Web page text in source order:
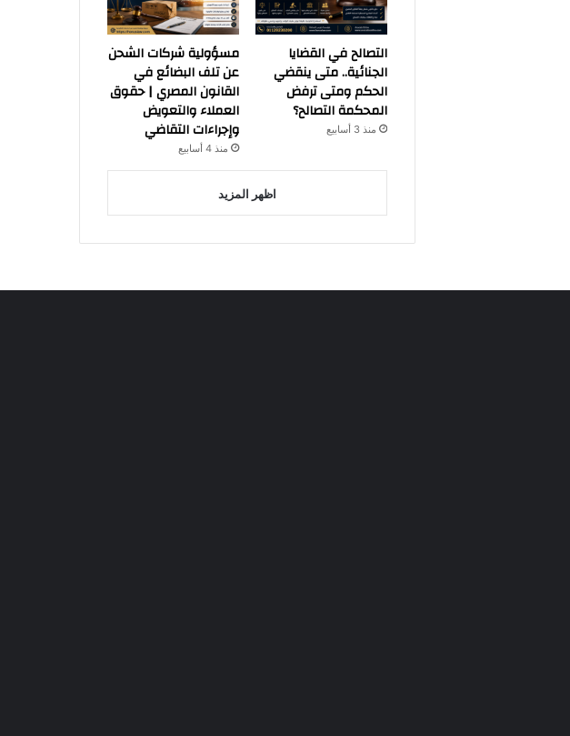
التصالح في القضايا
الجنائية.. متى ينقضي
الحكم ومتى ترفض
المحكمة التصالح؟
منذ 3 أسابيع
مسؤولية شركات الشحن
عن تلف البضائع في
القانون المصري | حقوق
العملاء والتعويض
وإجراءات التقاضي
منذ 4 أسابيع
اظهر المزيد